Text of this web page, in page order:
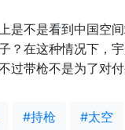
是不是看到中国空
？在这种情况下，
过带枪不是为了对
#持枪 #太空